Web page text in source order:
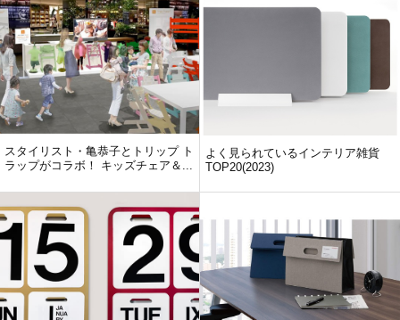
スタイリスト・亀恭子とトリップ ト
ラップがコラボ！ キッズチェア＆...
よく見られているインテリア雑貨
TOP20(2023)